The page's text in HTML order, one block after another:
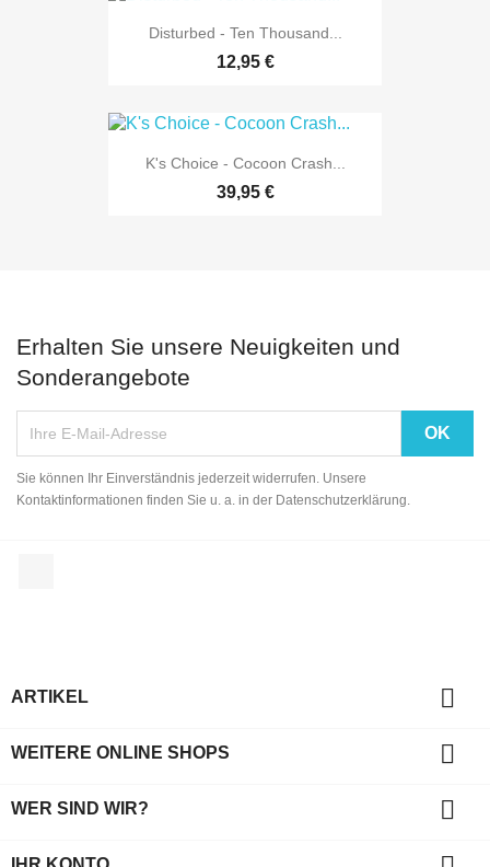
Disturbed - Ten Thousand...
12,95 €
K's Choice - Cocoon Crash...
39,95 €
Erhalten Sie unsere Neuigkeiten und
Sonderangebote
Sie können Ihr Einverständnis jederzeit widerrufen. Unsere
Kontaktinformationen finden Sie u. a. in der Datenschutzerklärung.
ARTIKEL 
WEITERE ONLINE SHOPS 
WER SIND WIR? 